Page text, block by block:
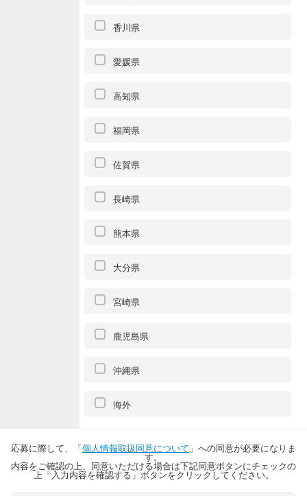
香川県
愛媛県
高知県
福岡県
佐賀県
長崎県
熊本県
大分県
宮崎県
鹿児島県
沖縄県
海外
応募に際して、「個人情報取扱同意について 」への同意が必要になりま
す。
内容をご確認の上、同意いただける場合は下記同意ボタンにチェックの
上「入力内容を確認する」ボタンをクリックしてください。